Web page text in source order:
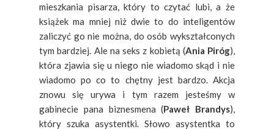
mieszkania pisarza, który to czytać lubi, a że
książek ma mniej niż dwie to do inteligentów
zaliczyć go nie można, do osób wykształconych
tym bardziej. Ale na seks z kobietą (Ania Piróg),
która zjawia się u niego nie wiadomo skąd i nie
wiadomo po co to chętny jest bardzo. Akcja
znowu się urywa i tym razem jesteśmy w
gabinecie pana biznesmena (Paweł Brandys),
który szuka asystentki. Słowo asystentka to